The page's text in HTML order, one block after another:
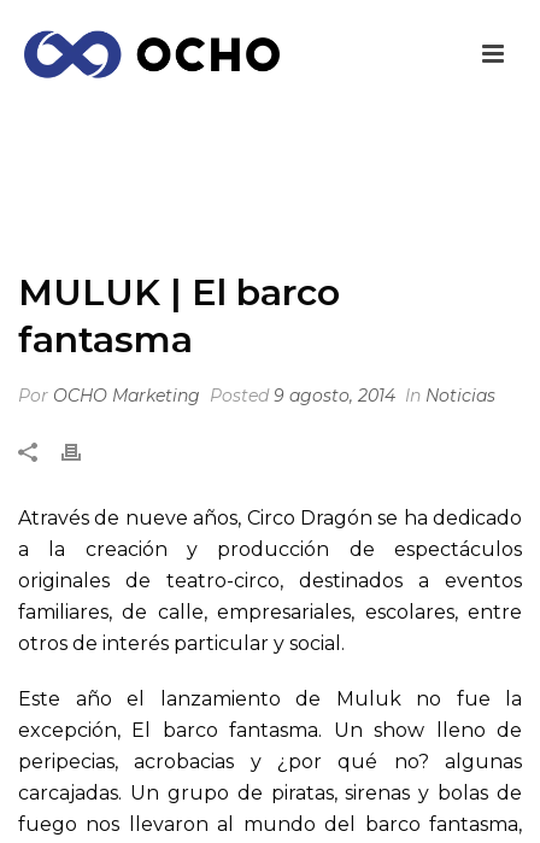
MULUK | El barco
fantasma
Por OCHO Marketing Posted9 agosto, 2014 In Noticias
Através de nueve años, Circo Dragón se ha dedicado
a la creación y producción de espectáculos
originales de teatro-circo, destinados a eventos
familiares, de calle, empresariales, escolares, entre
otros de interés particular y social.
Este año el lanzamiento de Muluk no fue la
excepción, El barco fantasma. Un show lleno de
peripecias, acrobacias y ¿por qué no? algunas
carcajadas. Un grupo de piratas, sirenas y bolas de
fuego nos llevaron al mundo del barco fantasma,